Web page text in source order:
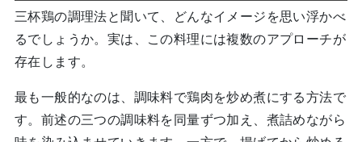
三杯鶏の調理法と聞いて、どんなイメージを思い浮かべ
るでしょうか。実は、この料理には複数のアプローチが
存在します。
最も一般的なのは、調味料で鶏肉を炒め煮にする方法で
す。前述の三つの調味料を同量ずつ加え、煮詰めながら